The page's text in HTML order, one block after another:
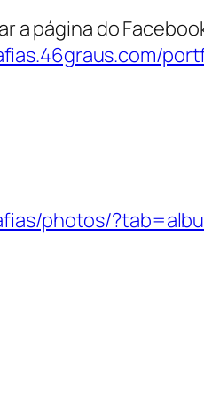
a página do
photos/